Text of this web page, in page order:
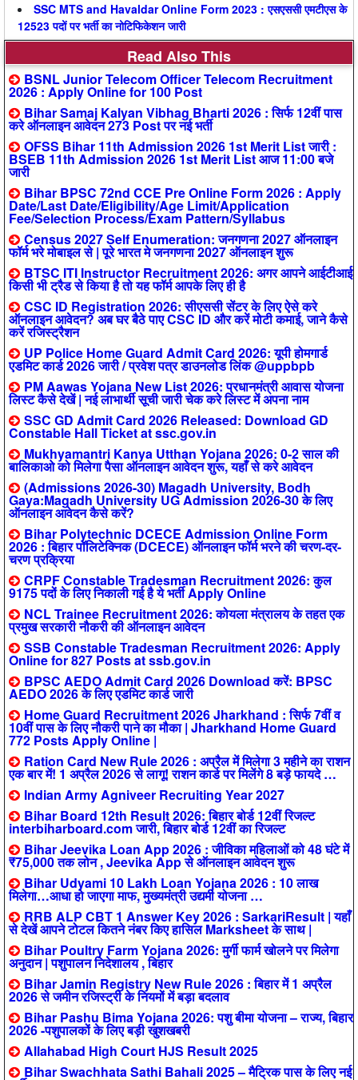
SSC MTS and Havaldar Online Form 2023 : एसएससी एमटीएस के
12523 पदों पर भर्ती का नोटिफिकेशन जारी
Read Also This
BSNL Junior Telecom Officer Telecom Recruitment
2026 : Apply Online for 100 Post
Bihar Samaj Kalyan Vibhag Bharti 2026 : सिर्फ 12वीं पास
करे ऑनलाइन आवेदन 273 Post पर नई भर्ती
OFSS Bihar 11th Admission 2026 1st Merit List जारी :
BSEB 11th Admission 2026 1st Merit List आज 11:00 बजे
जारी
Bihar BPSC 72nd CCE Pre Online Form 2026 : Apply
Date/Last Date/Eligibility/Age Limit/Application
Fee/Selection Process/Exam Pattern/Syllabus
Census 2027 Self Enumeration: जनगणना 2027 ऑनलाइन
फॉर्म भरे मोबाइल से | पूरे भारत मे जनगणना 2027 ऑनलाइन शुरू
BTSC ITI Instructor Recruitment 2026: अगर आपने आईटीआई
किसी भी ट्रैड से किया है तो यह फॉर्म आपके लिए ही है
CSC ID Registration 2026: सीएससी सेंटर के लिए ऐसे करे
ऑनलाइन आवेदन? अब घर बैठे पाए CSC ID और करें मोटी कमाई, जाने कैसे
करें रजिस्ट्रैशन
UP Police Home Guard Admit Card 2026: यूपी होमगार्ड
एडमिट कार्ड 2026 जारी / प्रवेश पत्र डाउनलोड लिंक @uppbpb
PM Aawas Yojana New List 2026: प्रधानमंत्री आवास योजना
लिस्ट कैसे देखें | नई लाभार्थी सूची जारी चेक करे लिस्ट में अपना नाम
SSC GD Admit Card 2026 Released: Download GD
Constable Hall Ticket at ssc.gov.in
Mukhyamantri Kanya Utthan Yojana 2026: 0-2 साल की
बालिकाओ को मिलेगा पैसा ऑनलाइन आवेदन शुरू, यहाँ से करे आवेदन
(Admissions 2026-30) Magadh University, Bodh
Gaya:Magadh University UG Admission 2026-30 के लिए
ऑनलाइन आवेदन कैसे करें?
Bihar Polytechnic DCECE Admission Online Form
2026 : बिहार पॉलिटेक्निक (DCECE) ऑनलाइन फॉर्म भरने की चरण-दर-
चरण प्रक्रिया
CRPF Constable Tradesman Recruitment 2026: कुल
9175 पदों के लिए निकाली गई है ये भर्ती Apply Online
NCL Trainee Recruitment 2026: कोयला मंत्रालय के तहत एक
प्रमुख सरकारी नौकरी की ऑनलाइन आवेदन
SSB Constable Tradesman Recruitment 2026: Apply
Online for 827 Posts at ssb.gov.in
BPSC AEDO Admit Card 2026 Download करें: BPSC
AEDO 2026 के लिए एडमिट कार्ड जारी
Home Guard Recruitment 2026 Jharkhand : सिर्फ 7वीं व
10वीं पास के लिए नौकरी पाने का मौका | Jharkhand Home Guard
772 Posts Apply Online |
Ration Card New Rule 2026 : अप्रैल में मिलेगा 3 महीने का राशन
एक बार में! 1 अप्रैल 2026 से लागू! राशन कार्ड पर मिलेंगे 8 बड़े फायदे …
Indian Army Agniveer Recruiting Year 2027
Bihar Board 12th Result 2026: बिहार बोर्ड 12वीं रिजल्ट
interbiharboard.com जारी, बिहार बोर्ड 12वीं का रिजल्ट
Bihar Jeevika Loan App 2026 : जीविका महिलाओं को 48 घंटे में
₹75,000 तक लोन , Jeevika App से ऑनलाइन आवेदन शुरू
Bihar Udyami 10 Lakh Loan Yojana 2026 : 10 लाख
मिलेगा…आधा हो जाएगा माफ, मुख्यमंत्री उद्यमी योजना …
RRB ALP CBT 1 Answer Key 2026 : SarkariResult | यहाँ
से देखें आपने टोटल कितने नंबर किए हासिल Marksheet के साथ |
Bihar Poultry Farm Yojana 2026: मुर्गी फार्म खोलने पर मिलेगा
अनुदान | पशुपालन निदेशालय , बिहार
Bihar Jamin Registry New Rule 2026 : बिहार में 1 अप्रैल
2026 से जमीन रजिस्ट्री के नियमों में बड़ा बदलाव
Bihar Pashu Bima Yojana 2026: पशु बीमा योजना – राज्य, बिहार
2026 -पशुपालकों के लिए बड़ी खुशखबरी
Allahabad High Court HJS Result 2025
Bihar Swachhata Sathi Bahali 2025 – मैट्रिक पास के लिए नई